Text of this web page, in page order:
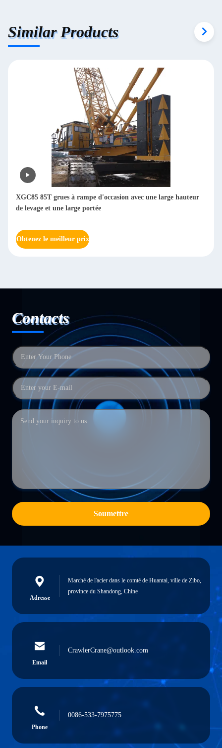
Similar Products
XGC85 85T grues à rampe d'occasion avec une large hauteur
de levage et une large portée
Obtenez le meilleur prix
Contacts
Soumettre
Adresse
Marché de l'acier dans le comté de Huantai, ville de Zibo,
province du Shandong, Chine
Email
CrawlerCrane@outlook.com
Phone
0086-533-7975775